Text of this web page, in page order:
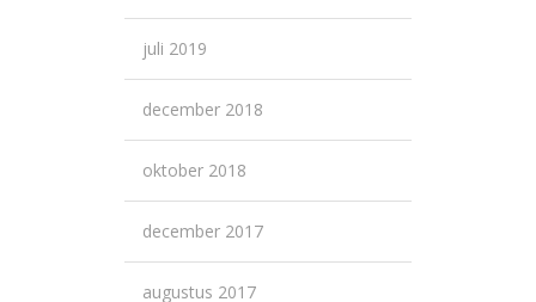
juli 2019
december 2018
oktober 2018
december 2017
augustus 2017